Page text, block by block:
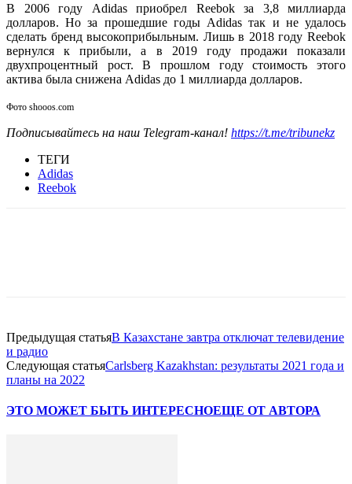
В 2006 году Adidas приобрел Reebok за 3,8 миллиарда
долларов. Но за прошедшие годы Adidas так и не удалось
сделать бренд высокоприбыльным. Лишь в 2018 году Reebok
вернулся к прибыли, а в 2019 году продажи показали
двухпроцентный рост. В прошлом году стоимость этого
актива была снижена Adidas до 1 миллиарда долларов.
Фото shooos.com
Подписывайтесь на наш Telegram-канал! https://t.me/tribunekz
ТЕГИ
Adidas
Reebok
Предыдущая статьяВ Казахстане завтра отключат телевидение
и радио
Следующая статьяCarlsberg Kazakhstan: результаты 2021 года и
планы на 2022
ЭТО МОЖЕТ БЫТЬ ИНТЕРЕСНОЕЩЕ ОТ АВТОРА